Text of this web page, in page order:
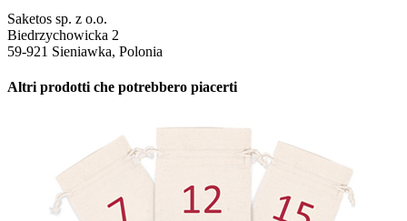
Saketos sp. z o.o.
Biedrzychowicka 2
59-921 Sieniawka, Polonia
Altri prodotti che potrebbero piacerti